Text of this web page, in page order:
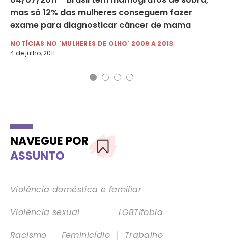
mas só 12% das mulheres conseguem fazer
exame para diagnosticar câncer de mama
NOTÍCIAS NO 'MULHERES DE OLHO' 2009 A 2013
4 de julho, 2011
NAVEGUE POR
ASSUNTO
Violência doméstica e familiar
Violência sexual
|
LGBTIfobia
Racismo
| Feminicídio |
Trabalho